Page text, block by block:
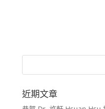
近期文章